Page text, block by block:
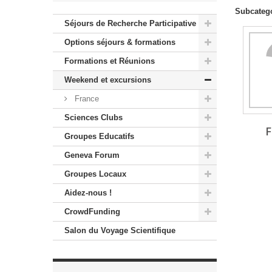
Séjours de Recherche Participative
Options séjours & formations
Formations et Réunions
Weekend et excursions
France
Sciences Clubs
Groupes Educatifs
Geneva Forum
Groupes Locaux
Aidez-nous !
CrowdFunding
Salon du Voyage Scientifique